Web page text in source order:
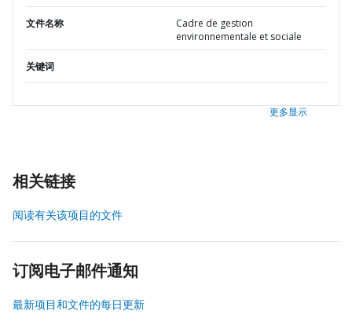
文件名称
Cadre de gestion
environnementale et sociale
关键词
更多显示
相关链接
阅读有关该项目的文件
订阅电子邮件通知
最新项目和文件的每日更新